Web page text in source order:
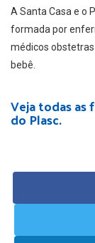
A Santa Casa e o
formada por
médicos
bebê.
Veja todas as
do Plasc.